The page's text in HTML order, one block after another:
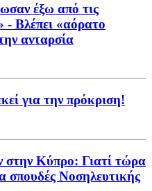
έξω από τις
- Βλέπει «αόρατο
ανταρσία
για την πρόκριση!
στην Κύπρο: Γιατί τώρα
σπουδές Νοσηλευτικής